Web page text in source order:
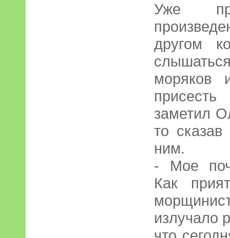
Уже
другом
моряков
заметил
то сказав
ним.
- Мое
Как
излучало